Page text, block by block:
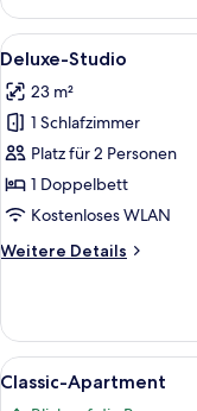
Studio
Alle
Fotos
für
Deluxe-
Studio
anzeigen
17
Deluxe-Studio
23 m²
1 Schlafzimmer
Platz für 2 Personen
1 Doppelbett
Kostenloses WLAN
Weitere Details
Weitere
Studio
Alle
Fotos
10
Classic-Apartment